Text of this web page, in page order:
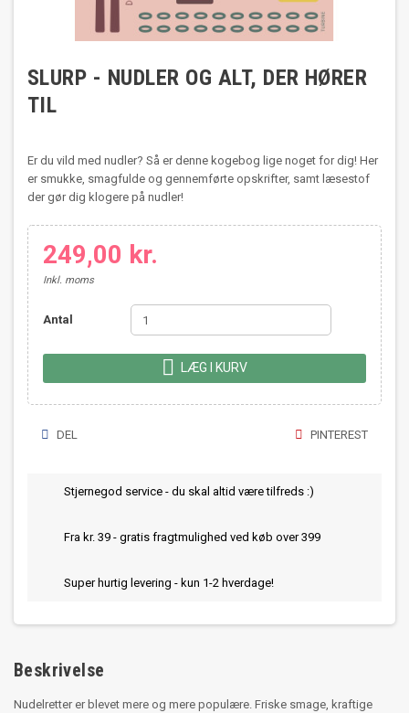
SLURP - NUDLER OG ALT, DER HØRER
TIL
Er du vild med nudler? Så er denne kogebog lige noget for dig! Her
er smukke, smagfulde og gennemførte opskrifter, samt læsestof
der gør dig klogere på nudler!
249,00 kr.
Inkl. moms
Antal
 LÆG I KURV
DEL PINTEREST
Stjernegod service - du skal altid være tilfreds :)
Fra kr. 39 - gratis fragtmulighed ved køb over 399
Super hurtig levering - kun 1-2 hverdage!
Beskrivelse
Nudelretter er blevet mere og mere populære. Friske smage, kraftige